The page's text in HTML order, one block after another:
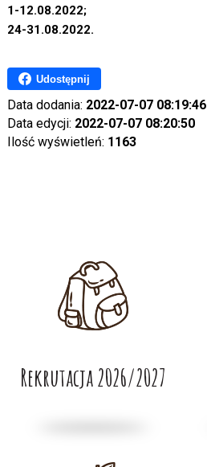
1-12.08.2022;
24-31.08.2022.
Udostępnij
Data dodania: 2022-07-07 08:19:46
Data edycji: 2022-07-07 08:20:50
Ilość wyświetleń: 1163
Rekrutacja 2026/2027